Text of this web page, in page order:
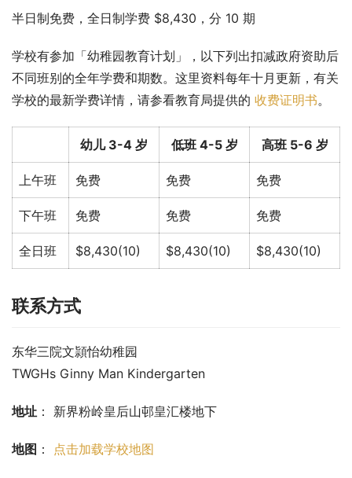
半日制免费，全日制学费 $8,430，分 10 期
学校有参加「幼稚园教育计划」，以下列出扣减政府资助后
不同班别的全年学费和期数。这里资料每年十月更新，有关
学校的最新学费详情，请参看教育局提供的 收费证明书。
幼儿 3-4 岁 低班 4-5 岁 高班 5-6 岁
上午班 免费 免费 免费
下午班 免费 免费 免费
全日班 $8,430(10) $8,430(10) $8,430(10)
联系方式
东华三院文頴怡幼稚园
TWGHs Ginny Man Kindergarten
地址 ： 新界粉岭皇后山邨皇汇楼地下
地图 ： 点击加载学校地图